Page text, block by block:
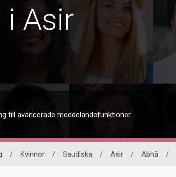
i Asir
till avancerade meddelandefunktioner
/ Kvinnor / Saudiska / Asir / Abhā /